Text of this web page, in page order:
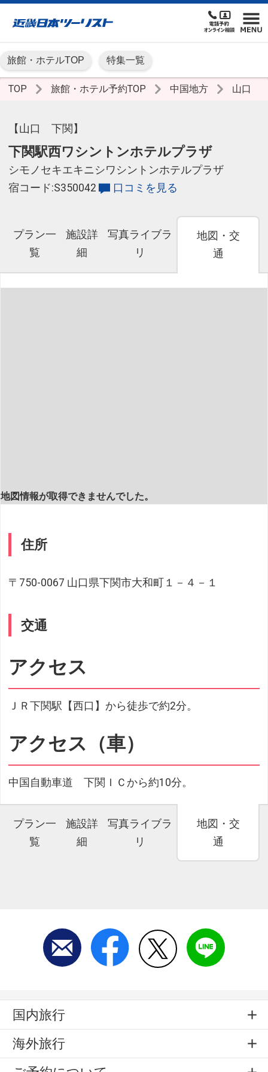
旅館・ホテルTOP 特集一覧
TOP 旅館・ホテル予約TOP 中国地方 山口
【山口 下関】
下関駅西ワシントンホテルプラザ
シモノセキエキニシワシントンホテルプラザ
宿コード:S350042
口コミを見る
プラン一
覧
施設詳
細
写真ライブラ
リ
地図・交
通
地図情報が取得できませんでした。
住所
〒750-0067 山口県下関市大和町１－４－１
交通
アクセス
ＪＲ下関駅【西口】から徒歩で約2分。
アクセス（車）
中国自動車道 下関ＩＣから約10分。
プラン一
覧
施設詳
細
写真ライブラ
リ
地図・交
通
国内旅行
海外旅行